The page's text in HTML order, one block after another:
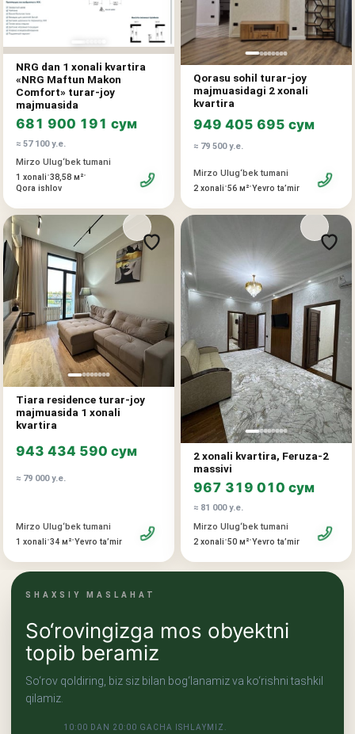
jamoat transport bekatlari va qulay shahar hayoti uchun
zarur hamma narsa mavjud.
NRG dan 1 xonali kvartira
«NRG Maftun Makon
Comfort» turar-joy
majmuasida
681 900 191 сум
≈ 57 100 у.е.
Mirzo Ulug‘bek tumani
1 xonali•38,58 м²•
Qora ishlov
Qorasu sohil turar-joy
majmuasidagi 2 xonali
kvartira
949 405 695 сум
≈ 79 500 у.е.
Mirzo Ulug‘bek tumani
2 xonali•56 м²•Yevro taʼmir
Tiara residence turar-joy
majmuasida 1 xonali
kvartira
943 434 590 сум
≈ 79 000 у.е.
Mirzo Ulug‘bek tumani
1 xonali•34 м²•Yevro taʼmir
2 xonali kvartira, Feruza-2
massivi
967 319 010 сум
≈ 81 000 у.е.
Mirzo Ulug‘bek tumani
2 xonali•50 м²•Yevro taʼmir
SHAXSIY MASLAHAT
So‘rovingizga mos obyektni
topib beramiz
So‘rov qoldiring, biz siz bilan bog‘lanamiz va ko‘rishni tashkil
qilamiz.
10:00 DAN 20:00 GACHA ISHLAYMIZ.